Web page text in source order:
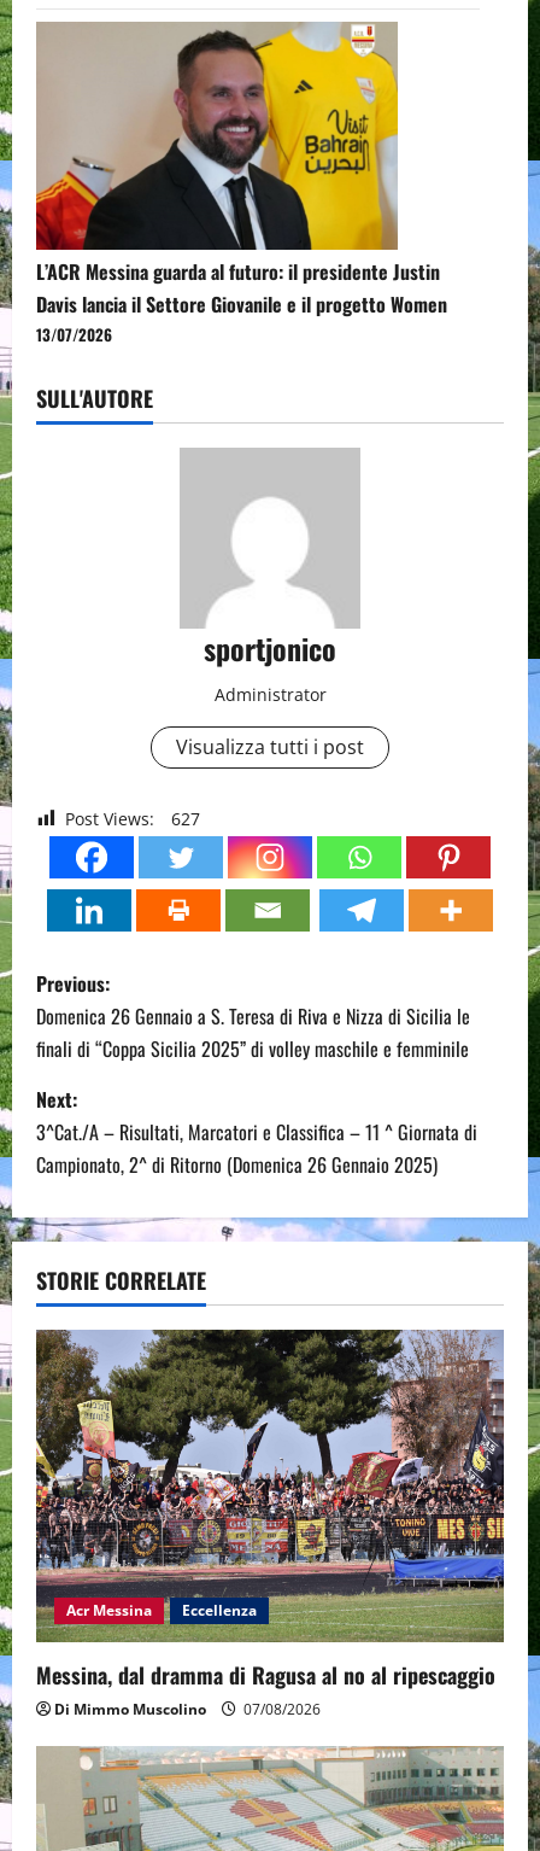
L’ACR Messina guarda al futuro: il presidente Justin
Davis lancia il Settore Giovanile e il progetto Women
13/07/2026
SULL'AUTORE
sportjonico
Administrator
Visualizza tutti i post
Post Views: 627
P
o
s
t
n
a
v
i
g
a
t
i
o
n
Previous:
Domenica 26 Gennaio a S. Teresa di Riva e Nizza di Sicilia le
finali di “Coppa Sicilia 2025” di volley maschile e femminile
Next:
3^Cat./A – Risultati, Marcatori e Classifica – 11 ^ Giornata di
Campionato, 2^ di Ritorno (Domenica 26 Gennaio 2025)
STORIE CORRELATE
Acr Messina Eccellenza
Messina, dal dramma di Ragusa al no al ripescaggio
Di Mimmo Muscolino 07/08/2026